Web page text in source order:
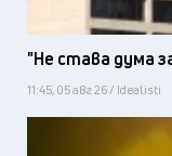
"Не става дума
11:45, 05 авг 26 / Idealisti